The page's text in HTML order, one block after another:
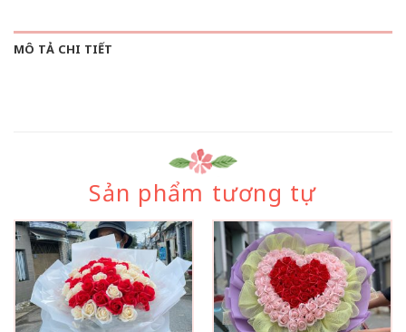
MÔ TẢ CHI TIẾT
Sản phẩm tương tự